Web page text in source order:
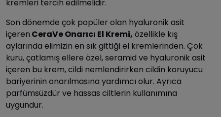
kremleri tercih edilmelidir.
Son dönemde çok popüler olan hyaluronik asit
içeren CeraVe Onarıcı El Kremi, özellikle kış
aylarında elimizin en sık gittiği el kremlerinden. Çok
kuru, çatlamış ellere özel, seramid ve hyaluronik asit
içeren bu krem, cildi nemlendirirken cildin koruyucu
bariyerinin onarılmasına yardımcı olur. Ayrıca
parfümsüzdür ve hassas ciltlerin kullanımına
uygundur.